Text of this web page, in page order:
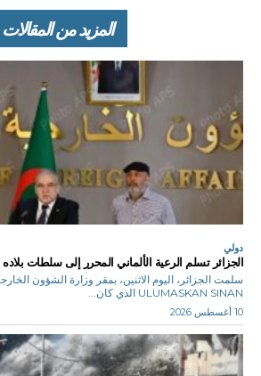
المزيد من المقالات
دولي
الجزائر تسلم الرعية الألماني المحرر إلى سلطات بلاده
سلمت الجزائر، اليوم الاثنين، بمقر وزارة الشؤون
ULUMASKAN SINAN الذي كان...
10 أغسطس 2026